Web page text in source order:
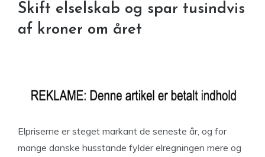
Skift elselskab og spar tusindvis
af kroner om året
Elpriserne er steget markant de seneste år, og for
mange danske husstande fylder elregningen mere og